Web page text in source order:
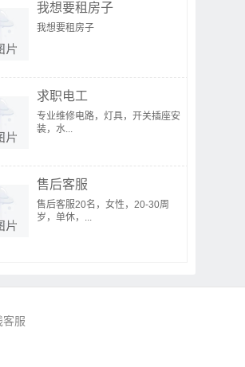
我想要租房子
我想要租房子
求职电工
专业维修电路，灯具，开关插座安
装，水...
售后客服
售后客服20名，女性，20-30周
岁，单休，...